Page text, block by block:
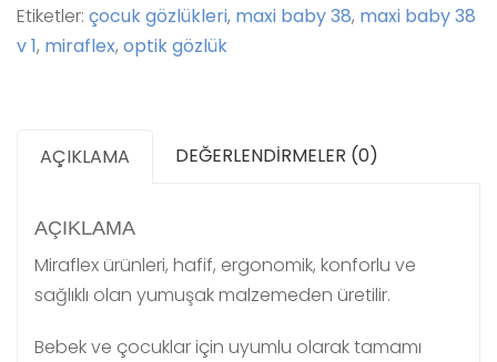
Etiketler: çocuk gözlükleri, maxi baby 38, maxi baby 38
v 1, miraflex, optik gözlük
AÇIKLAMA DEĞERLENDIRMELER (0)
AÇIKLAMA
Miraflex ürünleri, hafif, ergonomik, konforlu ve
sağlıklı olan yumuşak malzemeden üretilir.
Bebek ve çocuklar için uyumlu olarak tamamı